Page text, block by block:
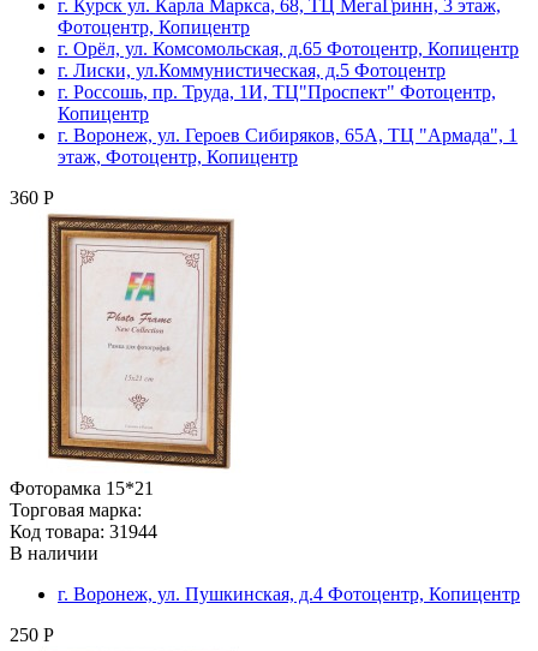
г. Курск ул. Карла Маркса, 68, ТЦ МегаГринн, 3 этаж,
Фотоцентр, Копицентр
г. Орёл, ул. Комсомольская, д.65 Фотоцентр, Копицентр
г. Лиски, ул.Коммунистическая, д.5 Фотоцентр
г. Россошь, пр. Труда, 1И, ТЦ"Проспект" Фотоцентр,
Копицентр
г. Воронеж, ул. Героев Сибиряков, 65А, ТЦ "Армада", 1
этаж, Фотоцентр, Копицентр
360 Р
Фоторамка 15*21
Торговая марка:
Код товара: 31944
В наличии
г. Воронеж, ул. Пушкинская, д.4 Фотоцентр, Копицентр
250 Р